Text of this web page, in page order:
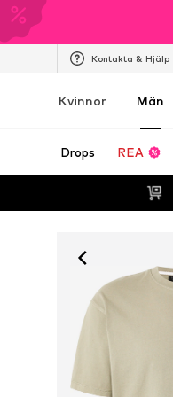
Kontakta & Hjälp
Kvinnor Män
Drops REA